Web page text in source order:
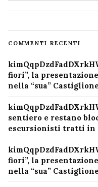
COMMENTI RECENTI
fiori”, la
nella “sua”
sentiero e restano
escursionisti tratti in
fiori”, la
nella “sua”